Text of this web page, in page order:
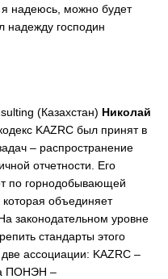
я надеюсь, можно будет
надежду господин
(Казахстан) Николай
KAZRC был принят в
– распространение
отчетности. Его
по горнодобывающей
объединяет
законодательном уровне
стандарты этого
ассоциации: KAZRC –
а ПОНЭН –